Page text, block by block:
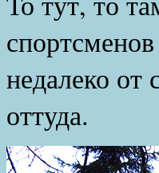
недалеко от
оттуда.